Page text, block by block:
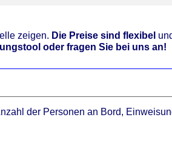
zeigen. Die Preise sind flexibel
oder fragen Sie bei uns an!